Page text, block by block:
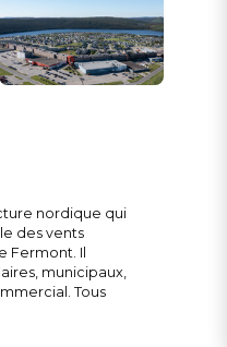
nordique qui
des vents
Fermont. Il
municipaux,
Tous